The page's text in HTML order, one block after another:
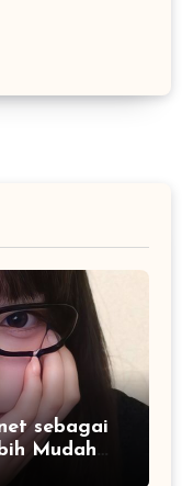
sebagai
Mudah